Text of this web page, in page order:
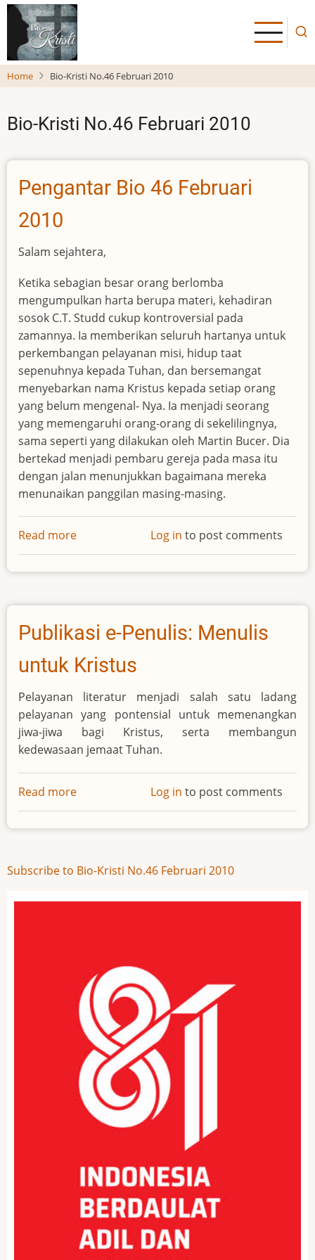
Skip
main
content
Home Bio-Kristi No.46 Februari 2010
Bio-Kristi No.46 Februari 2010
Pengantar Bio 46 Februari
2010
Salam sejahtera,
Ketika sebagian besar orang berlomba
mengumpulkan harta berupa materi, kehadiran
sosok C.T. Studd cukup kontroversial pada
zamannya. Ia memberikan seluruh hartanya untuk
perkembangan pelayanan misi, hidup taat
sepenuhnya kepada Tuhan, dan bersemangat
menyebarkan nama Kristus kepada setiap orang
yang belum mengenal- Nya. Ia menjadi seorang
yang memengaruhi orang-orang di sekelilingnya,
sama seperti yang dilakukan oleh Martin Bucer. Dia
bertekad menjadi pembaru gereja pada masa itu
dengan jalan menunjukkan bagaimana mereka
menunaikan panggilan masing-masing.
Read more
Pengantar
Bio
Februari
2010
Log in to post comments
Publikasi e-Penulis: Menulis
untuk Kristus
Pelayanan literatur menjadi salah satu ladang
pelayanan yang pontensial untuk memenangkan
jiwa-jiwa bagi Kristus, serta membangun
kedewasaan jemaat Tuhan.
Read more
Publikasi
e-
untuk
Log in to post comments
Subscribe to Bio-Kristi No.46 Februari 2010